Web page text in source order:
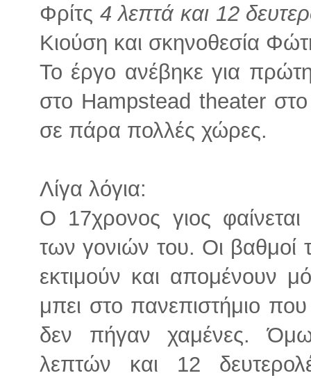
Φρίτς 4 λεπτά και 12
Κιούση και σκηνοθεσία
Το έργο ανέβηκε για
στο Hampstead theater στο
σε πάρα πολλές χώρες.
Λίγα λόγια:
Ο 17χρονος γιος φαίνεται
των γονιών του. Οι βαθμοί
εκτιμούν και απομένουν
μπει στο πανεπιστήμιο
δεν πήγαν χαμένες.
λεπτών και 12